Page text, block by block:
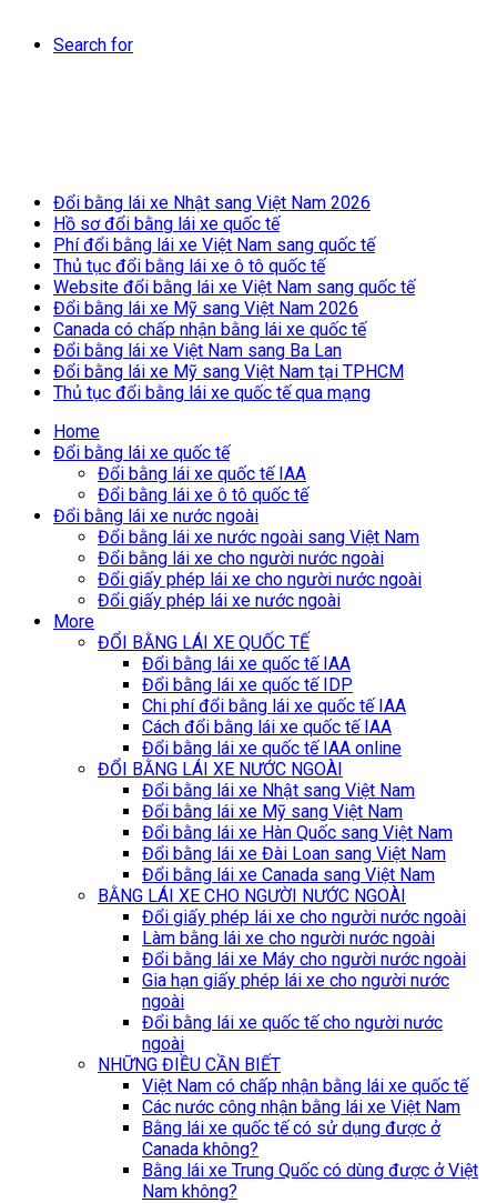
Search for
Đổi bằng lái xe Nhật sang Việt Nam 2026
Hồ sơ đổi bằng lái xe quốc tế
Phí đổi bằng lái xe Việt Nam sang quốc tế
Thủ tục đổi bằng lái xe ô tô quốc tế
Website đổi bằng lái xe Việt Nam sang quốc tế
Đổi bằng lái xe Mỹ sang Việt Nam 2026
Canada có chấp nhận bằng lái xe quốc tế
Đổi bằng lái xe Việt Nam sang Ba Lan
Đổi bằng lái xe Mỹ sang Việt Nam tại TPHCM
Thủ tục đổi bằng lái xe quốc tế qua mạng
Home
Đổi bằng lái xe quốc tế
Đổi bằng lái xe quốc tế IAA
Đổi bằng lái xe ô tô quốc tế
Đổi bằng lái xe nước ngoài
Đổi bằng lái xe nước ngoài sang Việt Nam
Đổi bằng lái xe cho người nước ngoài
Đổi giấy phép lái xe cho người nước ngoài
Đổi giấy phép lái xe nước ngoài
More
ĐỔI BẰNG LÁI XE QUỐC TẾ
Đổi bằng lái xe quốc tế IAA
Đổi bằng lái xe quốc tế IDP
Chi phí đổi bằng lái xe quốc tế IAA
Cách đổi bằng lái xe quốc tế IAA
Đổi bằng lái xe quốc tế IAA online
ĐỔI BẰNG LÁI XE NƯỚC NGOÀI
Đổi bằng lái xe Nhật sang Việt Nam
Đổi bằng lái xe Mỹ sang Việt Nam
Đổi bằng lái xe Hàn Quốc sang Việt Nam
Đổi bằng lái xe Đài Loan sang Việt Nam
Đổi bằng lái xe Canada sang Việt Nam
BẰNG LÁI XE CHO NGƯỜI NƯỚC NGOÀI
Đổi giấy phép lái xe cho người nước ngoài
Làm bằng lái xe cho người nước ngoài
Đổi bằng lái xe Máy cho người nước ngoài
Gia hạn giấy phép lái xe cho người nước
ngoài
Đổi bằng lái xe quốc tế cho người nước
ngoài
NHỮNG ĐIỀU CẦN BIẾT
Việt Nam có chấp nhận bằng lái xe quốc tế
Các nước công nhận bằng lái xe Việt Nam
Bằng lái xe quốc tế có sử dụng được ở
Canada không?
Bằng lái xe Trung Quốc có dùng được ở Việt
Nam không?